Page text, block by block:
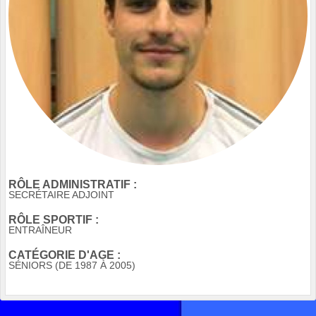
RÔLE ADMINISTRATIF :
SECRÉTAIRE ADJOINT
RÔLE SPORTIF :
ENTRAÎNEUR
CATÉGORIE D'AGE :
SÉNIORS (DE 1987 À 2005)